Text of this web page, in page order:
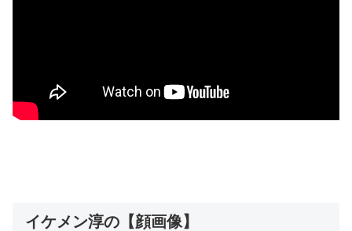
イケメン淳の【顔画像】